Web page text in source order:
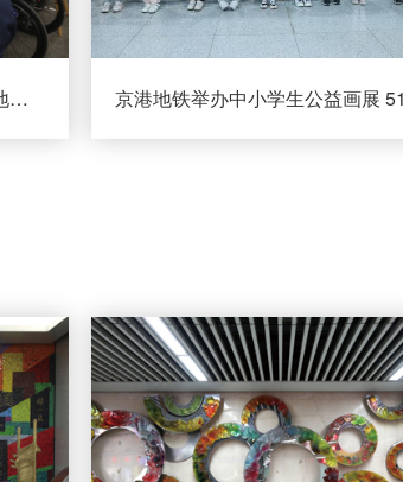
京港地铁14号线车站推出“感·触”地铁公益文化展